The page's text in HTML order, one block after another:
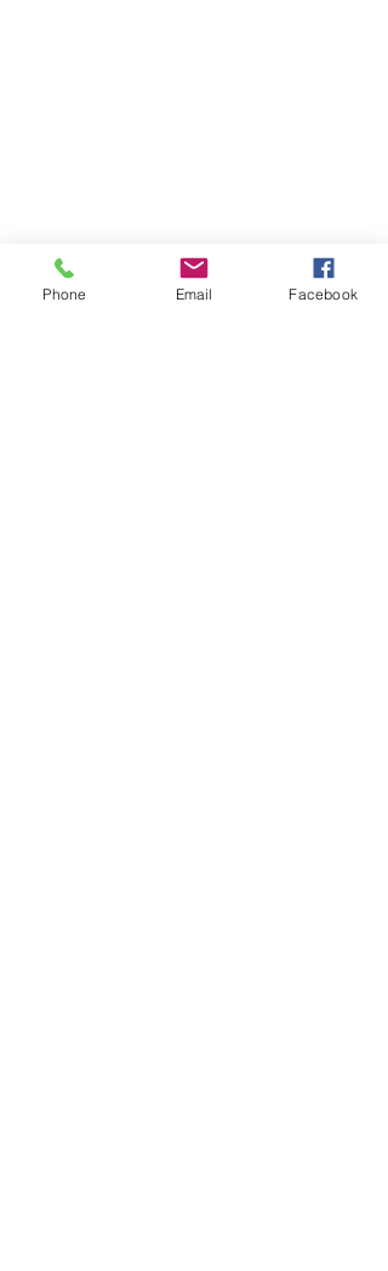
Phone Email Facebook